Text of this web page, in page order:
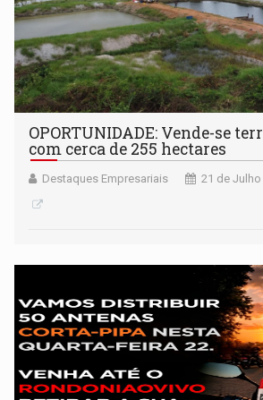
OPORTUNIDADE: Vende-se
com cerca de 255 hectares
Destaques Empresariais 21 de